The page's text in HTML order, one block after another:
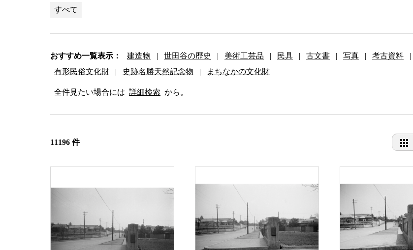
すべて
おすすめ一覧表示： 建造物 | 世田谷の歴史 | 美術工芸品 | 民具 | 古文書 | 写真 | 考古資料 |
有形民俗文化財
| 史跡名勝天然記念物 | まちなかの文化財
全件見たい場合には 詳細検索 から。
11196 件